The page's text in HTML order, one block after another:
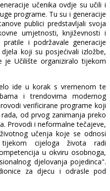
učenika ovdje su učili i
programe. Tu su i generacije
publici predstavljali svoja
umjetnosti, književnosti i
i podržavale generacije
koji su posjećivali izložbe,
je Učilište organiziralo tijekom
ide u korak s vremenom te
i trendovima modernog
verificirane programe koji
od prvog zanimanja preko
Provodi i neformalne tečajeve,
učenja koje se odnosi
cijeloga života radi
u okviru osobnoga,
djelovanja pojedinca".
za djecu i odrasle pod